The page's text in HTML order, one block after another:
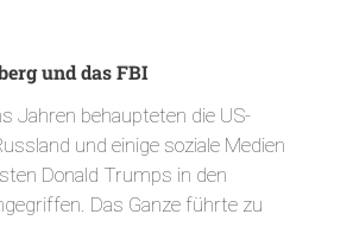
und das FBI
Jahren behaupteten die US-
und einige soziale Medien
Donald Trumps in den
Das Ganze führte zu